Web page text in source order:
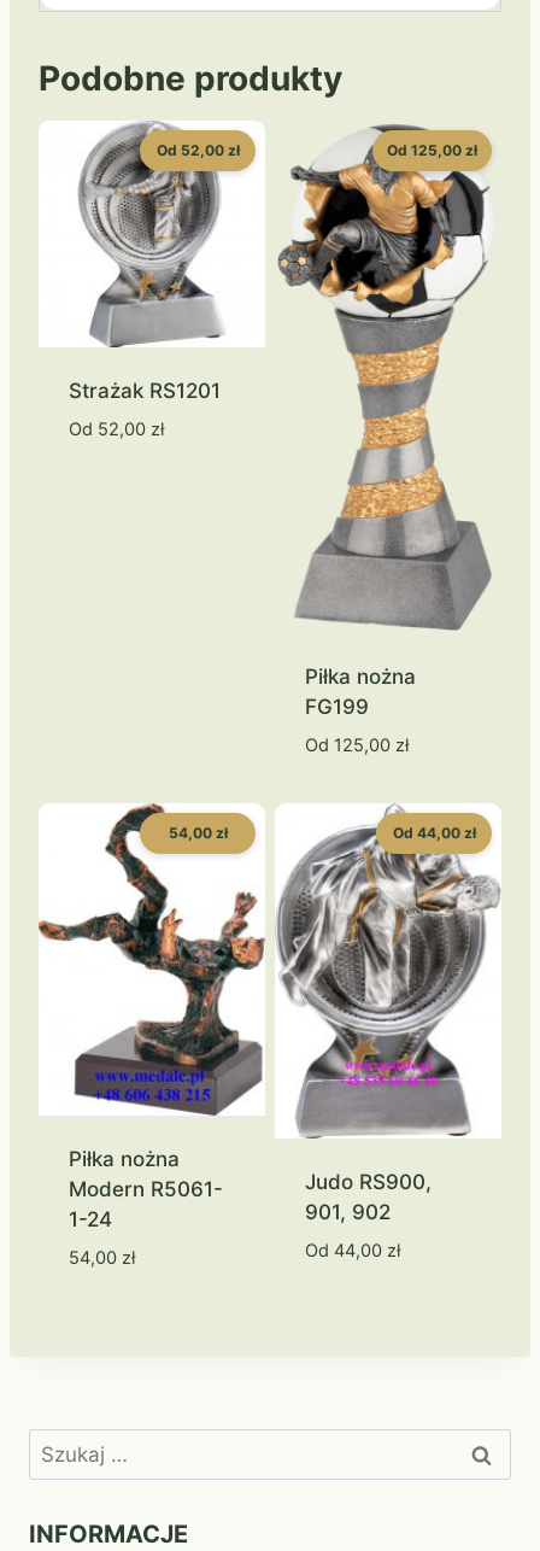
Podobne produkty
Od 52,00 zł
Strażak RS1201
Od 52,00 zł
Od 125,00 zł
Piłka nożna
FG199
Od 125,00 zł
54,00 zł
Piłka nożna
Modern R5061-
1-24
54,00 zł
Od 44,00 zł
Judo RS900,
901, 902
Od 44,00 zł
Szukaj:
INFORMACJE